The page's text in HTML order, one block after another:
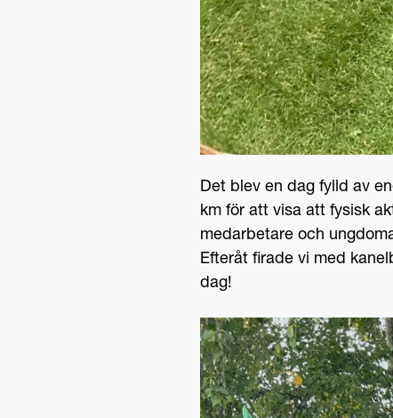
Det blev en dag fylld av
km för att visa att fysisk
medarbetare och
Efteråt firade vi med
dag!